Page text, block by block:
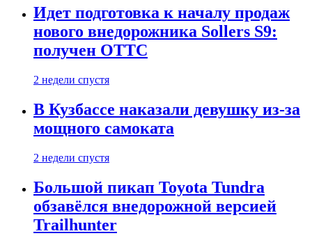
Идет подготовка к началу продаж
нового внедорожника Sollers S9:
получен ОТТС
2 недели спустя
В Кузбассе наказали девушку из-за
мощного самоката
2 недели спустя
Большой пикап Toyota Tundra
обзавёлся внедорожной версией
Trailhunter